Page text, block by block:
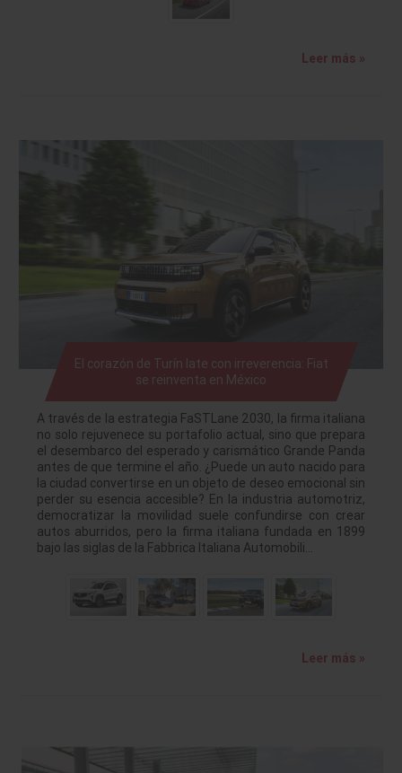
Leer más »
El corazón de Turín late con irreverencia: Fiat
se reinventa en México
A través de la estrategia FaSTLane 2030, la firma italiana
no solo rejuvenece su portafolio actual, sino que prepara
el desembarco del esperado y carismático Grande Panda
antes de que termine el año. ¿Puede un auto nacido para
la ciudad convertirse en un objeto de deseo emocional sin
perder su esencia accesible? En la industria automotriz,
democratizar la movilidad suele confundirse con crear
autos aburridos, pero la firma italiana fundada en 1899
bajo las siglas de la Fabbrica Italiana Automobili…
Leer más »